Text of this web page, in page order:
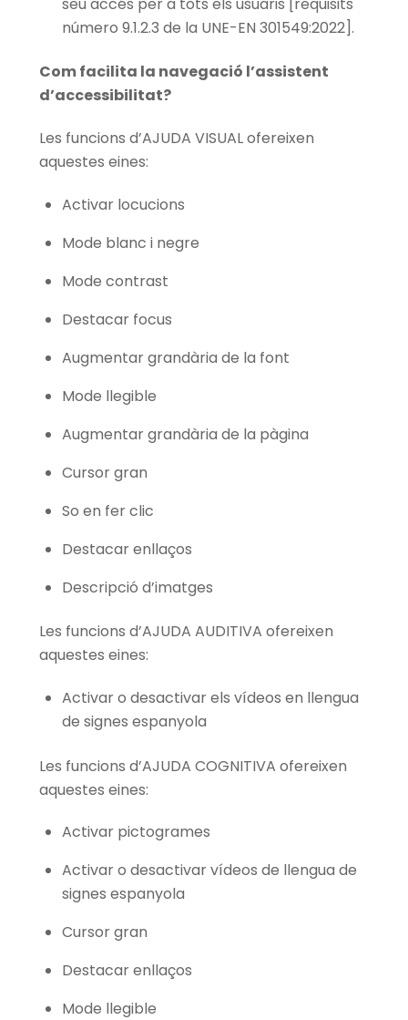
número 9.1.2.3 de la UNE-EN 301549:2022].
Com facilita la navegació l’assistent
d’accessibilitat?
Les funcions d’AJUDA VISUAL ofereixen
aquestes eines:
Activar locucions
Mode blanc i negre
Mode contrast
Destacar focus
Augmentar grandària de la font
Mode llegible
Augmentar grandària de la pàgina
Cursor gran
So en fer clic
Destacar enllaços
Descripció d’imatges
Les funcions d’AJUDA AUDITIVA ofereixen
aquestes eines:
Activar o desactivar els vídeos en llengua
de signes espanyola
Les funcions d’AJUDA COGNITIVA ofereixen
aquestes eines:
Activar pictogrames
Activar o desactivar vídeos de llengua de
signes espanyola
Cursor gran
Destacar enllaços
Mode llegible